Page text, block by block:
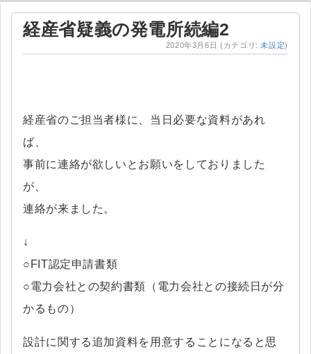
経産省疑義の発電所続編2
2020年3月6日 (カテゴリ:未設定)
経産省のご担当者様に、当日必要な資料があれ
ば、
事前に連絡が欲しいとお願いをしておりました
が、
連絡が来ました。
↓
○FIT認定申請書類
○電力会社との契約書類（電力会社との接続日が分
かるもの）
設計に関する追加資料を用意することになると思